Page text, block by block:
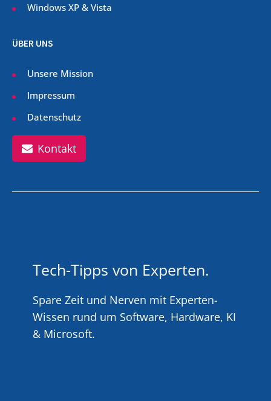
Windows XP & Vista
ÜBER UNS
Unsere Mission
Impressum
Datenschutz
Kontakt
Tech-Tipps von Experten.
Spare Zeit und Nerven mit Experten-
Wissen rund um Software, Hardware, KI
& Microsoft.